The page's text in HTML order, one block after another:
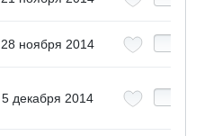
28 ноября 2014
5 декабря 2014